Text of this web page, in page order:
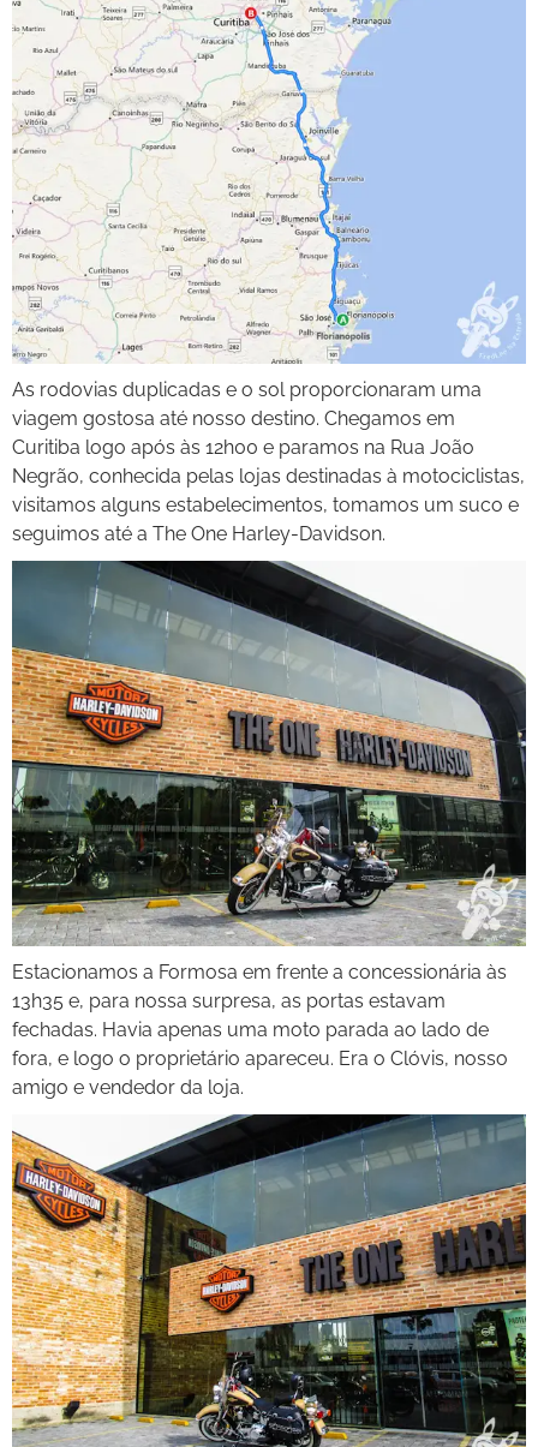
As rodovias duplicadas e o sol proporcionaram uma
viagem gostosa até nosso destino. Chegamos em
Curitiba logo após às 12h00 e paramos na Rua João
Negrão, conhecida pelas lojas destinadas à motociclistas,
visitamos alguns estabelecimentos, tomamos um suco e
seguimos até a The One Harley-Davidson.
Estacionamos a Formosa em frente a concessionária às
13h35 e, para nossa surpresa, as portas estavam
fechadas. Havia apenas uma moto parada ao lado de
fora, e logo o proprietário apareceu. Era o Clóvis, nosso
amigo e vendedor da loja.